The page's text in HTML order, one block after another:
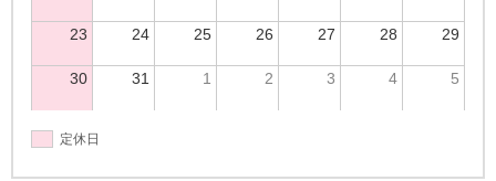
23 24 25 26 27 28 29
30 31 1 2 3 4 5
定休日